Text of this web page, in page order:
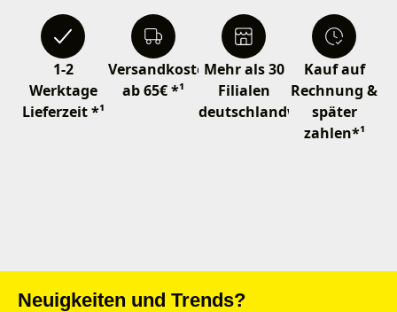
1-2
Werktage
Lieferzeit *¹
Versandkostenfrei
ab 65€ *¹
Mehr als 30
Filialen
deutschlandweit
Kauf auf
Rechnung &
später
zahlen*¹
Neuigkeiten und Trends?